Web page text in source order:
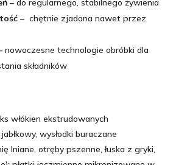
– do regularnego, stabilnego żywienia
– chętnie zjadana nawet przez
nowoczesne technologie obróbki dla
składników
włókien ekstrudowanych
wysłodki buraczane
lniane, otręby pszenne, łuska z gryki,